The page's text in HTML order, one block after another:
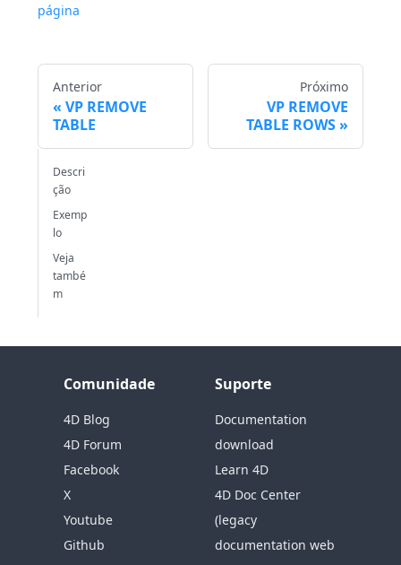
página
Anterior
VP REMOVE
TABLE
Próximo
VP REMOVE
TABLE ROWS
Descri
ção
Exemp
lo
Veja
també
m
Comunidade
4D Blog
4D Forum
Facebook
X
Youtube
Github
Suporte
Documentation
download
Learn 4D
4D Doc Center
(legacy
documentation web